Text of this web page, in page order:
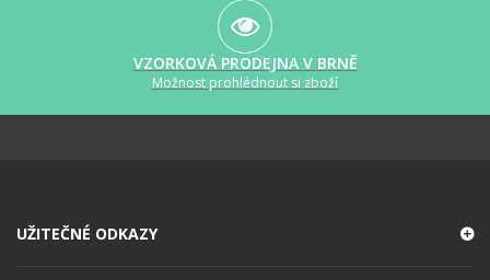
VZORKOVÁ PRODEJNA V BRNĚ
Možnost prohlédnout si zboží
UŽITEČNÉ ODKAZY